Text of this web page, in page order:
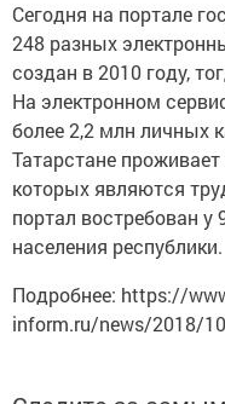
Сегодня на портале
248 разных
создан в 2010 году,
На электронном
более 2,2 млн личных
Татарстане
которых являются
портал востребован у
населения республики.
Подробнее: https://
inform.ru/news/2018/